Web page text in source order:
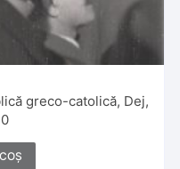
greco-catolică, Dej,